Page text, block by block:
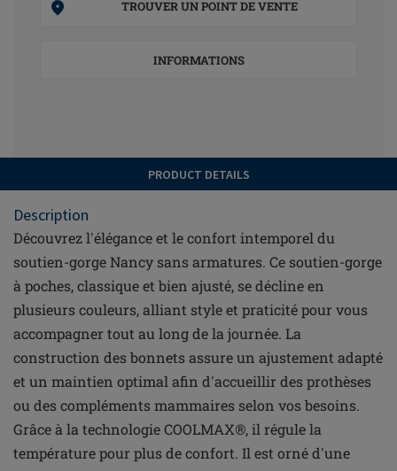
TROUVER UN POINT DE VENTE
INFORMATIONS
PRODUCT DETAILS
Description
Découvrez l'élégance et le confort intemporel du
soutien-gorge Nancy sans armatures. Ce soutien-gorge
à poches, classique et bien ajusté, se décline en
plusieurs couleurs, alliant style et praticité pour vous
accompagner tout au long de la journée. La
construction des bonnets assure un ajustement adapté
et un maintien optimal afin d'accueillir des prothèses
ou des compléments mammaires selon vos besoins.
Grâce à la technologie COOLMAX®, il régule la
température pour plus de confort. Il est orné d'une